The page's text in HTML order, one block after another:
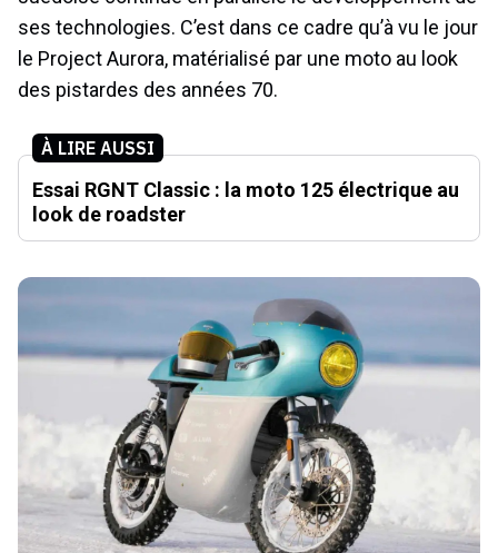
ses technologies. C’est dans ce cadre qu’à vu le jour
le Project Aurora, matérialisé par une moto au look
des pistardes des années 70.
À LIRE AUSSI
Essai RGNT Classic : la moto 125 électrique au
look de roadster